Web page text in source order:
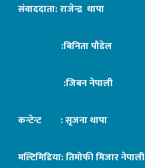
संवाददाता: राजेन्द्र थापा
:बिनिता पौडेल
:जिबन नेपाली
कन्टेन्ट : सृजना थापा
मल्टिमिडिया: तिमोफी मिजार नेपाली